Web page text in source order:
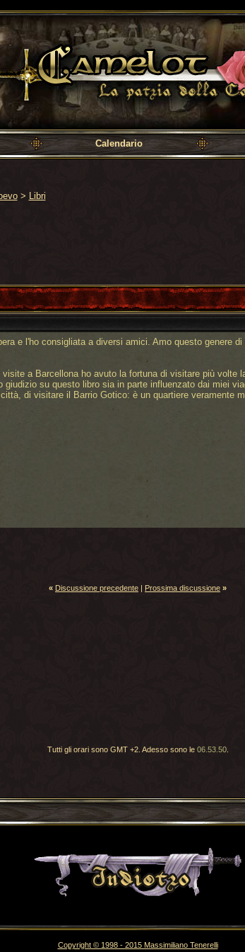
Calendario
> Libri
e l'ho consigliata a diversi amici. Amo questo genere
a Barcellona ho avuto la fortuna di visitare più volte
giudizio su questo libro sia in parte influenzato dai miei
di visitare il Barrio Gotico: è un quartiere veramente
« Discussione precedente | Prossima discussione »
Tutti gli orari sono GMT +2. Adesso sono le 06.53.50.
Torna indietro
Copyright © 1998 - 2015 Massimiliano Tenerelli